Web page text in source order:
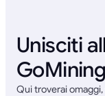
Unisciti
GoMining
Qui troverai